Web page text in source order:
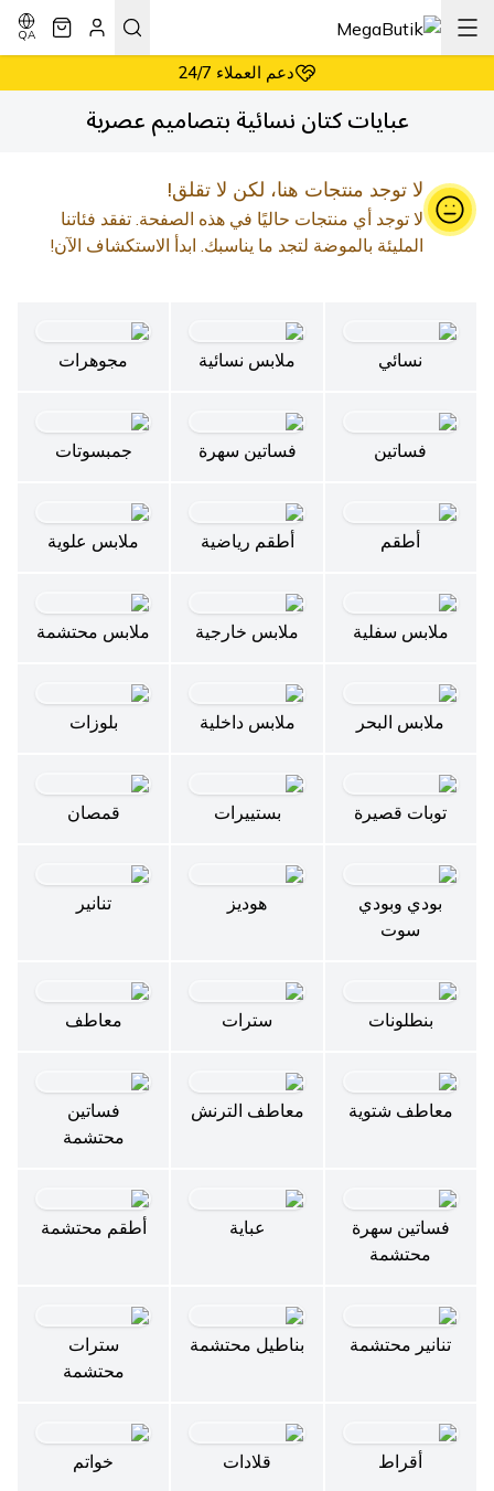
QA
دعم العملاء 24/7
أسعار معقولة دائماً
عبايات كتان نسائية بتصاميم عصرية
لا توجد منتجات هنا، لكن لا تقلق!
لا توجد أي منتجات حاليًا في هذه الصفحة. تفقد فئاتنا
المليئة بالموضة لتجد ما يناسبك. ابدأ الاستكشاف الآن!
نسائي ملابس نسائية مجوهرات
فساتين فساتين سهرة جمبسوتات
أطقم أطقم رياضية ملابس علوية
ملابس سفلية ملابس خارجية ملابس محتشمة
ملابس البحر ملابس داخلية بلوزات
توبات قصيرة بستييرات قمصان
بودي وبودي
سوت
هوديز تنانير
بنطلونات سترات معاطف
معاطف شتوية معاطف الترنش
فساتين
محتشمة
فساتين سهرة
محتشمة
عباية أطقم محتشمة
تنانير محتشمة بناطيل محتشمة
سترات
محتشمة
أقراط قلادات خواتم